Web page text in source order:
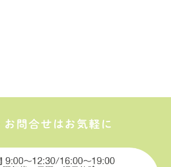
お問合せはお気軽に